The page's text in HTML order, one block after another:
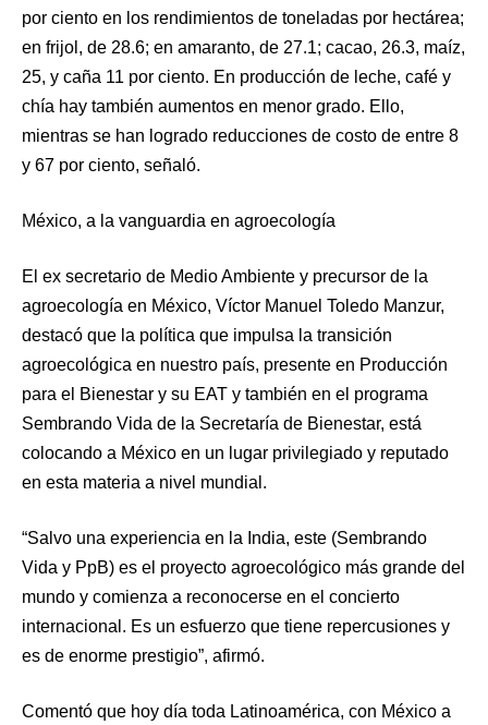
por ciento en los rendimientos de toneladas por hectárea;
en frijol, de 28.6; en amaranto, de 27.1; cacao, 26.3, maíz,
25, y caña 11 por ciento. En producción de leche, café y
chía hay también aumentos en menor grado. Ello,
mientras se han logrado reducciones de costo de entre 8
y 67 por ciento, señaló.
México, a la vanguardia en agroecología
El ex secretario de Medio Ambiente y precursor de la
agroecología en México, Víctor Manuel Toledo Manzur,
destacó que la política que impulsa la transición
agroecológica en nuestro país, presente en Producción
para el Bienestar y su EAT y también en el programa
Sembrando Vida de la Secretaría de Bienestar, está
colocando a México en un lugar privilegiado y reputado
en esta materia a nivel mundial.
“Salvo una experiencia en la India, este (Sembrando
Vida y PpB) es el proyecto agroecológico más grande del
mundo y comienza a reconocerse en el concierto
internacional. Es un esfuerzo que tiene repercusiones y
es de enorme prestigio”, afirmó.
Comentó que hoy día toda Latinoamérica, con México a